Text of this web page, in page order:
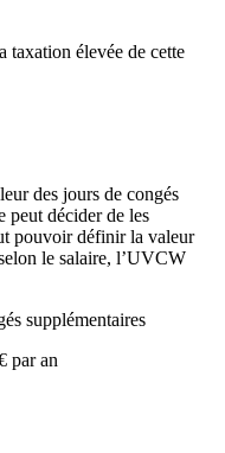
élevée de cette
des jours de congés
peut décider de les
pouvoir définir la valeur
le salaire, l’UVCW
supplémentaires
par an